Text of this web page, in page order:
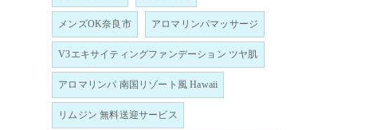
メンズOK奈良市 アロマリンパマッサージ
V3エキサイティングファンデーション ツヤ肌
アロマリンパ 南国リゾート風 Hawaii
リムジン 無料送迎サービス